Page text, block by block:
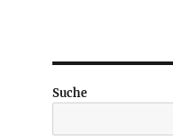
Suche